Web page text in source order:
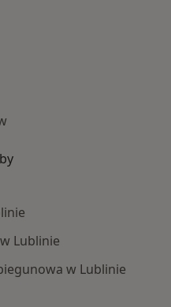
Lublinie
w Lublinie